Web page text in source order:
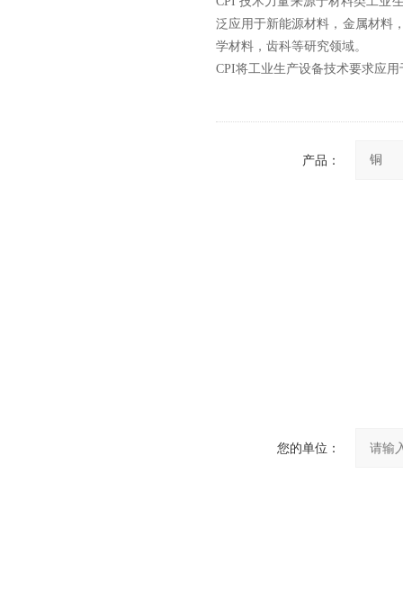
泛应用于新能源材料，金属材料
学材料，齿科等研究领域。
CPI将工业生产设备技术要求应
产品：
您的单位：